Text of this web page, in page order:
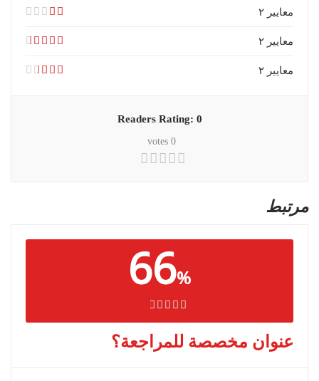
معايير ۲
معايير ۲
معايير ۲
Readers Rating: 0
0
votes
مرتبط
66%
عنوان مخصصة للمراجعة؟